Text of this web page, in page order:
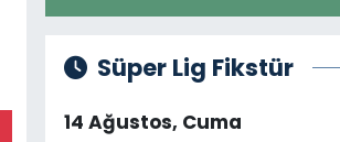
Süper Lig Fikstür
14 Ağustos, Cuma